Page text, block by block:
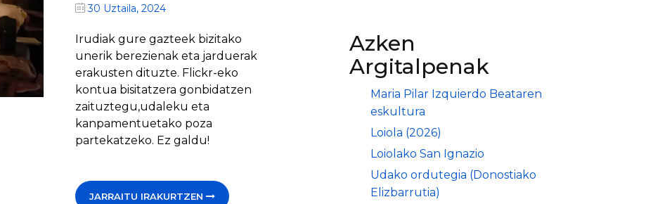
30 Uztaila, 2024
Irudiak gure gazteek bizitako
unerik berezienak eta jarduerak
erakusten dituzte. Flickr-eko
kontua bisitatzera gonbidatzen
zaituztegu,udaleku eta
kanpamentuetako poza
partekatzeko. Ez galdu!
JARRAITU IRAKURTZEN
Azken
Argitalpenak
Maria Pilar Izquierdo Beataren
eskultura
Loiola (2026)
Loiolako San Ignazio
Udako ordutegia (Donostiako
Elizbarrutia)